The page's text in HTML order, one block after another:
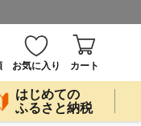
お気に入り カート
はじめての
ふるさと納税